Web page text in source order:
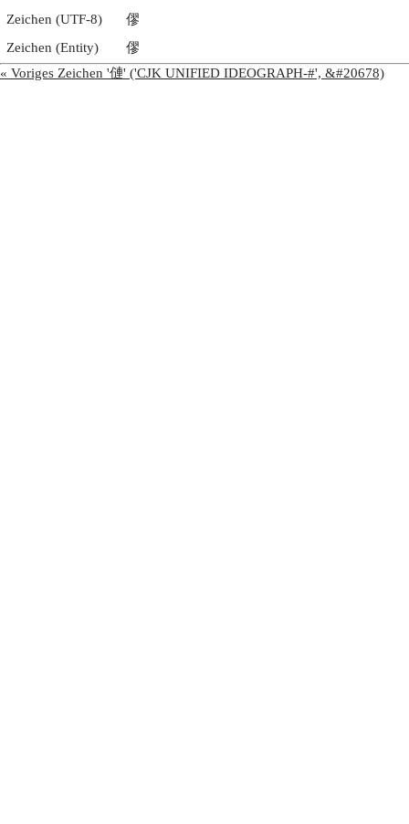
Zeichen (UTF-8)
僇
Zeichen (Entity)
僇
« Voriges Zeichen '僆' ('CJK UNIFIED IDEOGRAPH-#', &#20678)